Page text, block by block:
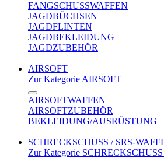
FANGSCHUSSWAFFEN
JAGDBÜCHSEN
JAGDFLINTEN
JAGDBEKLEIDUNG
JAGDZUBEHÖR
AIRSOFT
Zur Kategorie AIRSOFT
AIRSOFTWAFFEN
AIRSOFTZUBEHÖR
BEKLEIDUNG/AUSRÜSTUNG
SCHRECKSCHUSS / SRS-
Zur Kategorie